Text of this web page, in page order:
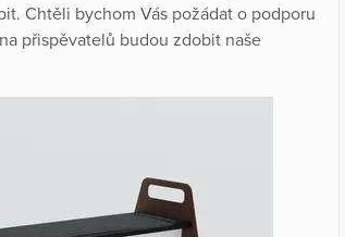
Chtěli bychom Vás požádat o podporu
přispěvatelů budou zdobit naše